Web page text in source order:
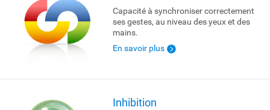
Capacité à synchroniser correctement
ses gestes, au niveau des yeux et des
mains.
En savoir plus
Inhibition